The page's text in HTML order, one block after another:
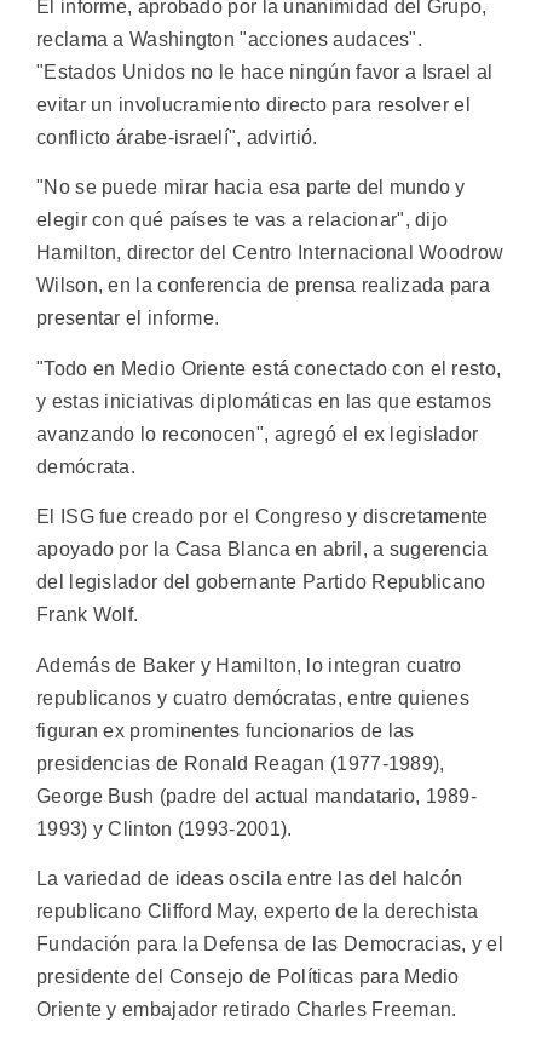
El informe, aprobado por la unanimidad del Grupo,
reclama a Washington "acciones audaces".
"Estados Unidos no le hace ningún favor a Israel al
evitar un involucramiento directo para resolver el
conflicto árabe-israelí", advirtió.
"No se puede mirar hacia esa parte del mundo y
elegir con qué países te vas a relacionar", dijo
Hamilton, director del Centro Internacional Woodrow
Wilson, en la conferencia de prensa realizada para
presentar el informe.
"Todo en Medio Oriente está conectado con el resto,
y estas iniciativas diplomáticas en las que estamos
avanzando lo reconocen", agregó el ex legislador
demócrata.
El ISG fue creado por el Congreso y discretamente
apoyado por la Casa Blanca en abril, a sugerencia
del legislador del gobernante Partido Republicano
Frank Wolf.
Además de Baker y Hamilton, lo integran cuatro
republicanos y cuatro demócratas, entre quienes
figuran ex prominentes funcionarios de las
presidencias de Ronald Reagan (1977-1989),
George Bush (padre del actual mandatario, 1989-
1993) y Clinton (1993-2001).
La variedad de ideas oscila entre las del halcón
republicano Clifford May, experto de la derechista
Fundación para la Defensa de las Democracias, y el
presidente del Consejo de Políticas para Medio
Oriente y embajador retirado Charles Freeman.